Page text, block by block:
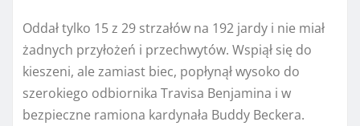
Oddał tylko 15 z 29 strzałów na 192 jardy i nie miał
żadnych przyłożeń i przechwytów. Wspiął się do
kieszeni, ale zamiast biec, popłynął wysoko do
szerokiego odbiornika Travisa Benjamina i w
bezpieczne ramiona kardynała Buddy Beckera.